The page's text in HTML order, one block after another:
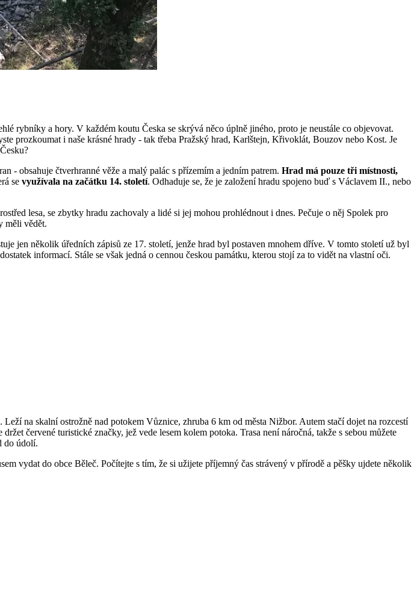
rybníky a hory. V každém koutu Česka se skrývá něco úplně jiného, proto je neustále co objevovat.
prozkoumat i naše krásné hrady - tak třeba Pražský hrad, Karlštejn, Křivoklát, Bouzov nebo Kost. Je
- obsahuje čtverhranné věže a malý palác s přízemím a jedním patrem. Hrad má pouze tři místnosti,
se využívala na začátku 14. století. Odhaduje se, že je založení hradu spojeno buď s Václavem II., nebo
lesa, se zbytky hradu zachovaly a lidé si jej mohou prohlédnout i dnes. Pečuje o něj Spolek pro
měli vědět.
jen několik úředních zápisů ze 17. století, jenže hrad byl postaven mnohem dříve. V tomto století už byl
informací. Stále se však jedná o cennou českou památku, kterou stojí za to vidět na vlastní oči.
na skalní ostrožně nad potokem Vůznice, zhruba 6 km od města Nižbor. Autem stačí dojet na rozcestí
červené turistické značky, jež vede lesem kolem potoka. Trasa není náročná, takže s sebou můžete
do údolí.
vydat do obce Běleč. Počítejte s tím, že si užijete příjemný čas strávený v přírodě a pěšky ujdete několik